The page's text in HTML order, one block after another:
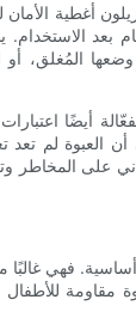
بعد
المُغلق،
أيضًا
العبوة لم تعد
على المخاطر
أساسية. فهي
مقاومة